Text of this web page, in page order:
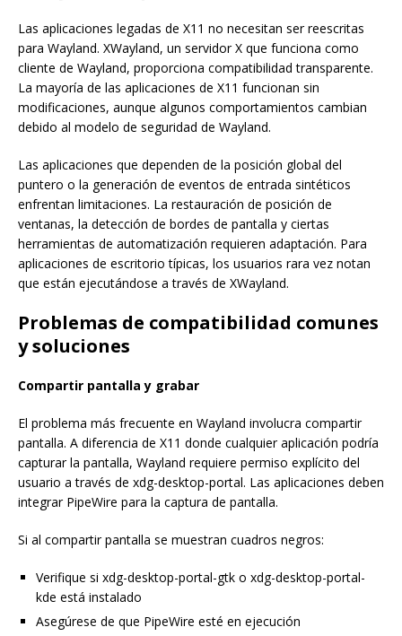
Las aplicaciones legadas de X11 no necesitan ser reescritas
para Wayland. XWayland, un servidor X que funciona como
cliente de Wayland, proporciona compatibilidad transparente.
La mayoría de las aplicaciones de X11 funcionan sin
modificaciones, aunque algunos comportamientos cambian
debido al modelo de seguridad de Wayland.
Las aplicaciones que dependen de la posición global del
puntero o la generación de eventos de entrada sintéticos
enfrentan limitaciones. La restauración de posición de
ventanas, la detección de bordes de pantalla y ciertas
herramientas de automatización requieren adaptación. Para
aplicaciones de escritorio típicas, los usuarios rara vez notan
que están ejecutándose a través de XWayland.
Problemas de compatibilidad comunes
y soluciones
Compartir pantalla y grabar
El problema más frecuente en Wayland involucra compartir
pantalla. A diferencia de X11 donde cualquier aplicación podría
capturar la pantalla, Wayland requiere permiso explícito del
usuario a través de xdg-desktop-portal. Las aplicaciones deben
integrar PipeWire para la captura de pantalla.
Si al compartir pantalla se muestran cuadros negros:
Verifique si xdg-desktop-portal-gtk o xdg-desktop-portal-
kde está instalado
Asegúrese de que PipeWire esté en ejecución